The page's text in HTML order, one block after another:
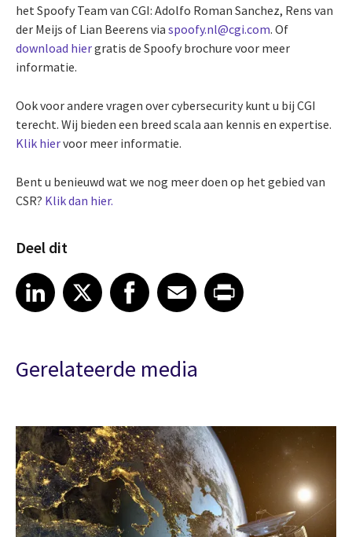
het Spoofy Team van CGI: Adolfo Roman Sanchez, Rens van
der Meijs of Lian Beerens via spoofy.nl@cgi.com. Of
download hiergratis de Spoofy brochure voor meer
informatie.
Ook voor andere vragen over cybersecurity kunt u bij CGI
terecht. Wij bieden een breed scala aan kennis en expertise.
Klik hiervoor meer informatie.
Bent u benieuwd wat we nog meer doen op het gebied van
CSR? Klik dan hier.
Deel dit
Share article on LinkedIn
LinkedIn
Share article on XShare article on Facebook
Facebook
Share article on Email
EmailShare article on Print
Gerelateerde media